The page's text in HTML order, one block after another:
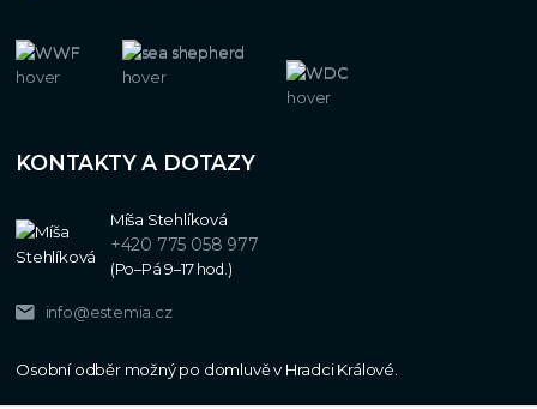
KONTAKTY A DOTAZY
Míša Stehlíková
+420 775 058 977
(Po–Pá 9–17 hod.)
info@estemia.cz